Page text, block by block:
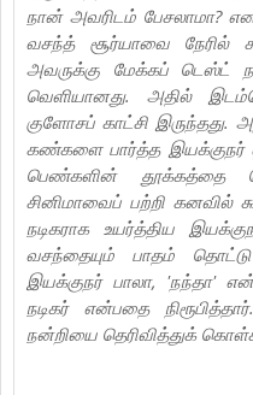
நான் அவரிடம் பேசலாமா?
வசந்த் சூர்யாவை நேரில்
அவருக்கு மேக்கப் டெஸ்ட்
வெளியானது. அதில்
குளோசப் காட்சி இருந்தது.
கண்களை பார்த்த இயக்குநர்
பெண்களின் தூக்கத்தை
சினிமாவைப் பற்றி கனவில்
நடிகராக உயர்த்திய
வசந்தையும் பாதம்
இயக்குநர் பாலா, 'நந்தா'
நடிகர் என்பதை
நன்றியை தெரிவித்துக்